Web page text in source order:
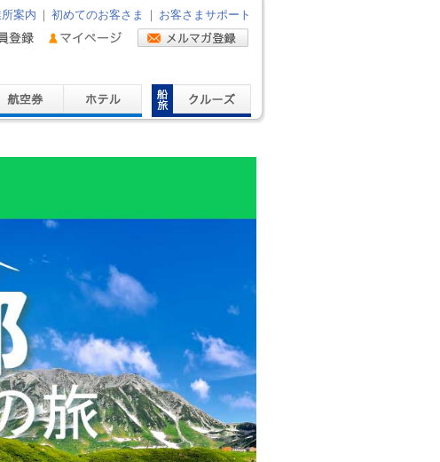
案内 初めてのお客さま お客さまサポート